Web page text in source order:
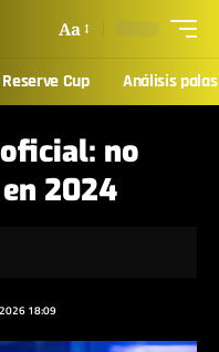
Aa
Reserve Cup Análisis palas
no
2024
2026 18:09